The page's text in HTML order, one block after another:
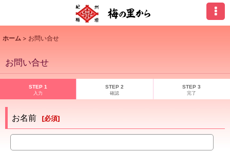
ホーム > お問い合せ
お問い合せ
STEP 1
入力
STEP 2
確認
STEP 3
完了
お名前 [必須]